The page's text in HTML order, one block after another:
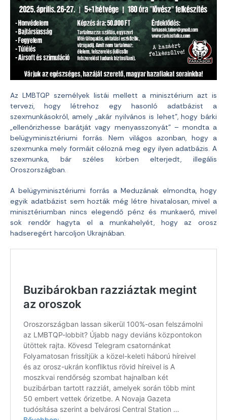
Az LMBTQP személyek listái mellett a minisztérium azt is
tervezi, hogy létrehoz egy hasonló adatbázist a
szexmunkásokról, amely „akár nyilvános is lehet”, hogy bárki
„ellenőrizhesse barátját vagy menyasszonyát” – mondta a
belügyminisztériumi forrás. Nem világos azonban, hogy a
szexmunka mely formáit célozná meg egy ilyen adatbázis. A
szexmunka, bár széles körben elterjedt, illegális
Oroszországban.
A belügyminisztériumi forrás a Meduzának elmondta, hogy
egyik adatbázist sem hozták még létre hivatalosan, mivel a
minisztériumban nincs elegendő pénz és munkaerő, mivel
sok rendőr hagyta el a munkahelyét, hogy az orosz
hadseregért harcoljon Ukrajnában.